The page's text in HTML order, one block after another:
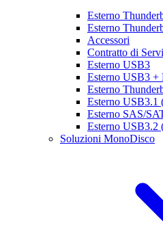
Esterno
Esterno
Accessori
Contratto di
Esterno USB3
Esterno USB3 +
Esterno
Esterno USB3.1
Esterno SAS/
Esterno USB3.2
Soluzioni MonoDisco